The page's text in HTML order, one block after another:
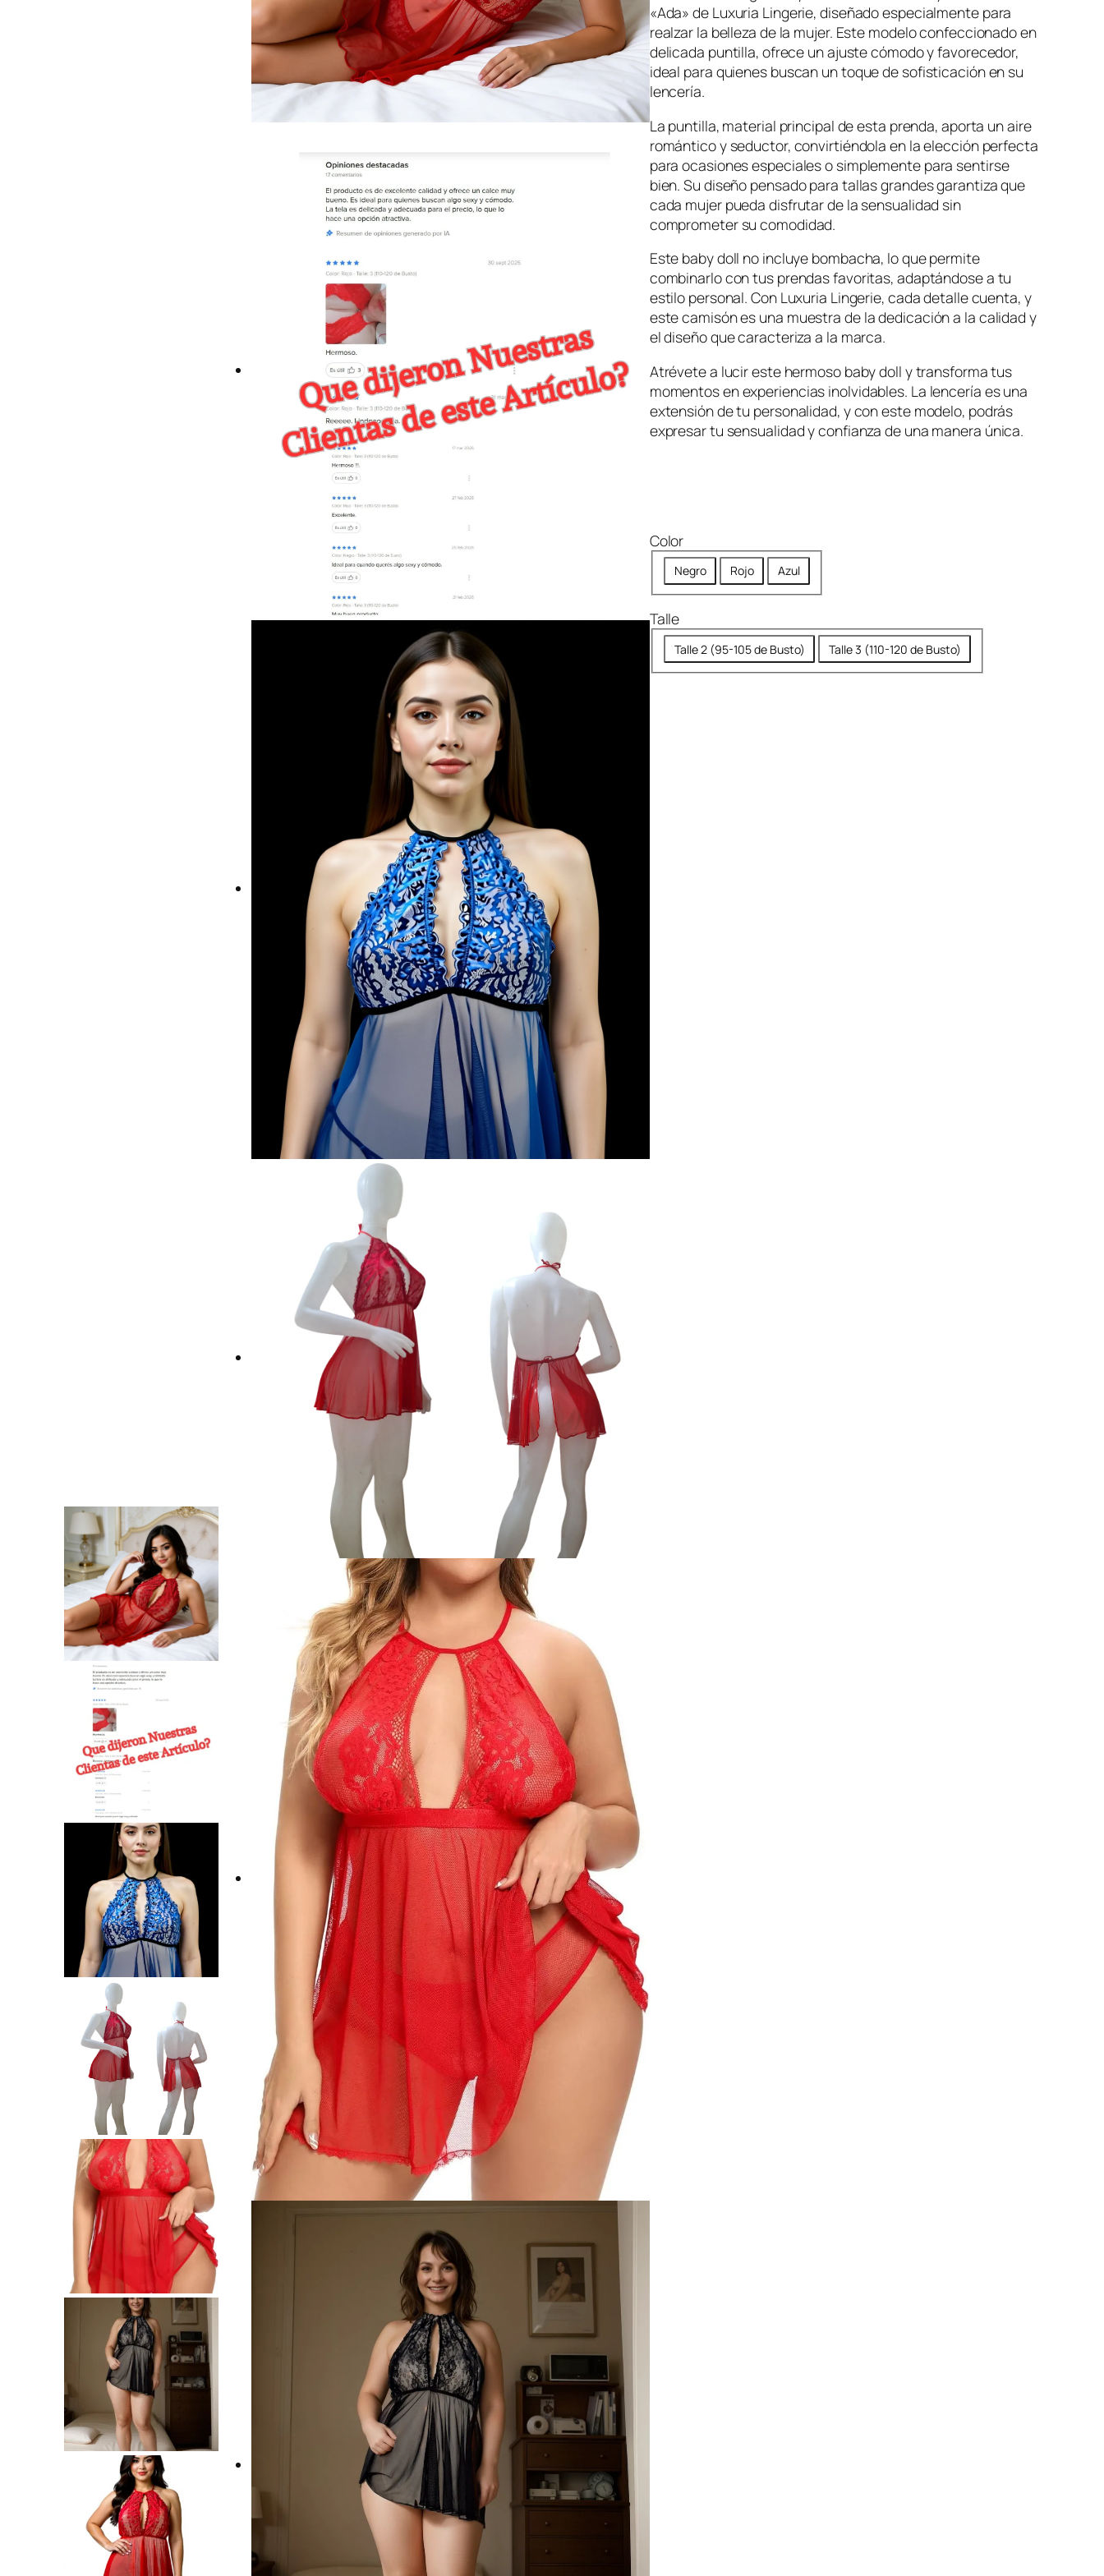
c
i
o
o
i
g
i
n
a
l
e
r
a
:
$
4
9
,
c
i
o
a
t
u
a
l
e
s
:
$
4
2
,
9
9
9
«Ada» de Luxuria Lingerie, diseñado especialmente para
realzar la belleza de la mujer. Este modelo confeccionado en
delicada puntilla, ofrece un ajuste cómodo y favorecedor,
ideal para quienes buscan un toque de sofisticación en su
lencería.
La puntilla, material principal de esta prenda, aporta un aire
romántico y seductor, convirtiéndola en la elección perfecta
para ocasiones especiales o simplemente para sentirse
bien. Su diseño pensado para tallas grandes garantiza que
cada mujer pueda disfrutar de la sensualidad sin
comprometer su comodidad.
Este baby doll no incluye bombacha, lo que permite
combinarlo con tus prendas favoritas, adaptándose a tu
estilo personal. Con Luxuria Lingerie, cada detalle cuenta, y
este camisón es una muestra de la dedicación a la calidad y
el diseño que caracteriza a la marca.
Atrévete a lucir este hermoso baby doll y transforma tus
momentos en experiencias inolvidables. La lencería es una
extensión de tu personalidad, y con este modelo, podrás
expresar tu sensualidad y confianza de una manera única.
Color
Negro Rojo Azul
Talle
Talle 2 (95-105 de Busto) Talle 3 (110-120 de Busto)